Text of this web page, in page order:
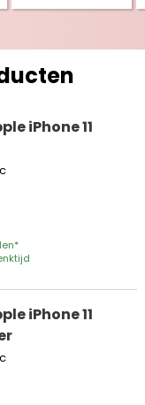
iPhone 11
iPhone 11